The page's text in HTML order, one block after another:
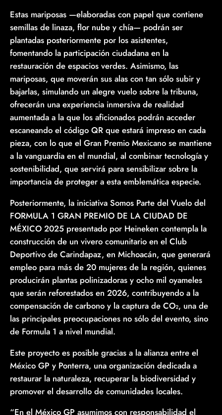
Estas mariposas —elaboradas con papel que contiene
semillas de linaza, flor nube y chía— podrán ser
plantadas posteriormente por los asistentes,
fomentando la participación ciudadana en la
restauración de espacios verdes. Asimismo, las
mariposas, que moverán sus alas con tan sólo subir y
bajarlas, simulando un alegre vuelo sobre la tribuna,
ofrecerán una experiencia inmersiva de realidad
aumentada a la que los aficionados podrán acceder
escaneando el código QR que estará impreso en cada
pieza, con lo que el Gran Premio Mexicano se mantiene
a la vanguardia en el mundial, al combinar tecnología y
sostenibilidad, que servirá para sensibilizar sobre la
importancia de proteger a esta emblemática especie.
Posteriormente, la iniciativa Somos Parte del Vuelo del
FORMULA 1 GRAN PREMIO DE LA CIUDAD DE
MÉXICO 2025 presentado por Heineken contempla la
construcción de un vivero comunitario en el Club
Deportivo de Carindapaz, en Michoacán, que generará
empleo para más de 20 mujeres de la región, quienes
producirán plantas polinizadoras y ocho mil oyameles
que serán reforestados en 2026, contribuyendo a la
compensación de carbono y la captura de CO₂, una de
las principales preocupaciones no sólo del evento, sino
de Formula 1 a nivel mundial.
Este proyecto es posible gracias a la alianza entre el
México GP y Ponterra, una organización dedicada a
restaurar la naturaleza, recuperar la biodiversidad y
promover el desarrollo de comunidades locales.
“En el México GP asumimos con responsabilidad el